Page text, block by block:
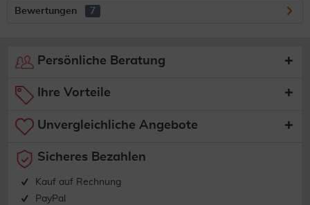
Bewertungen 7
Persönliche Beratung
Ihre Vorteile
Unvergleichliche Angebote
Sicheres Bezahlen
Kauf auf Rechnung
PayPal